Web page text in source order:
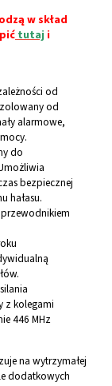
w skład
tutaj i
od
od
alarmowe,
do
bezpiecznej
hałasu.
z kolegami
446 MHz
na wytrzymałej
dodatkowych